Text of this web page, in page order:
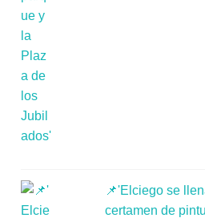
📌'Elciego se
certamen de